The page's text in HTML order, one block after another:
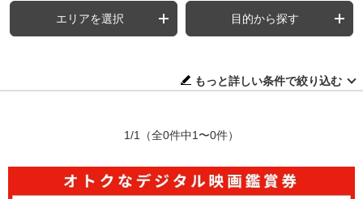
エリアを選択 目的から探す
もっと詳しい条件で絞り込む
1/1 （全0件中1〜0件）